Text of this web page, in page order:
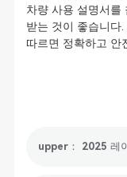
차량 사용 설명서를
받는 것이 좋습니다
따르면 정확하고 안
upper： 2025 레